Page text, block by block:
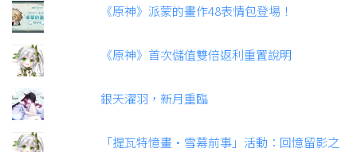
《原神》派蒙的畫作48表情包登場！
《原神》首次儲值雙倍返利重置說明
銀天濯羽，新月重臨
「提瓦特憶畫·雪幕前事」活動：回憶留影之